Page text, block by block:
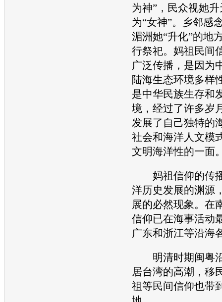
为神”，民众视她
为“女神”。乡邻感
湄洲她“升化”的地
行祭祀。妈祖民间
广泛传播，是因为
陆海生态环境多样
是中华民族生存和
境，经过了许多岁
发展了自己独特的
社会和海洋人文模
文明海洋性的一面
妈祖信仰的传
洋历史发展的渊源
展的必然现象。在
信仰已在海事活动
广东和浙江等沿海
明清时期闽粤
居台湾的高潮，移
祖等民间信仰也带